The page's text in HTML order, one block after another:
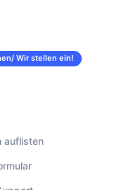
Wir stellen ein!
auflisten